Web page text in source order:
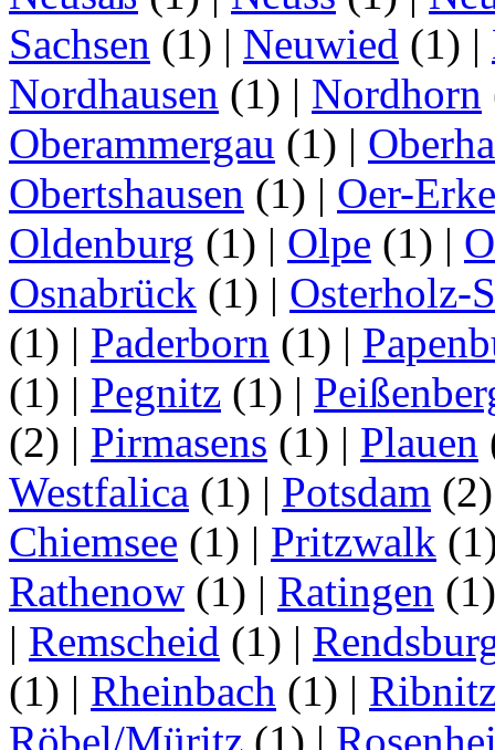
Sachsen (1) | Neuwied (1) |
Nordhausen (1) | Nordhorn
Oberammergau (1) |
Obertshausen (1) | Oer-
Oldenburg (1) | Olpe (1) |
Osnabrück (1) | Osterholz-
(1) | Paderborn (1) |
(1) | Pegnitz (1) |
(2) | Pirmasens (1) | Plauen
Westfalica (1) | Potsdam
Chiemsee (1) | Pritzwalk
Rathenow (1) | Ratingen
| Remscheid (1) |
(1) | Rheinbach (1) |